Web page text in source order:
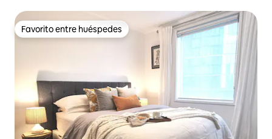
Favorito entre huéspedes
Favorito entre huéspedes